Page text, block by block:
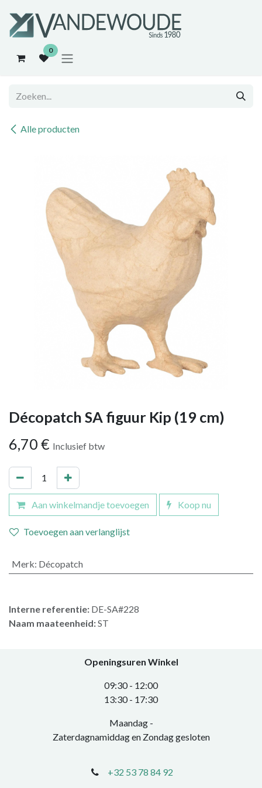
0
Alle producten
Décopatch SA figuur Kip (19 cm)
6,70 € Inclusief btw
Aan winkelmandje toevoegen Koop nu
Toevoegen aan verlanglijst
Merk: Décopatch
Interne referentie: DE-SA#228
Naam maateenheid:ST
Openingsuren Winkel
0​9:30 - 12:00
​13:30 - 17:30​
Maandag -
Zaterdagnamiddag en Zondag gesloten
+32 53 78 84 92